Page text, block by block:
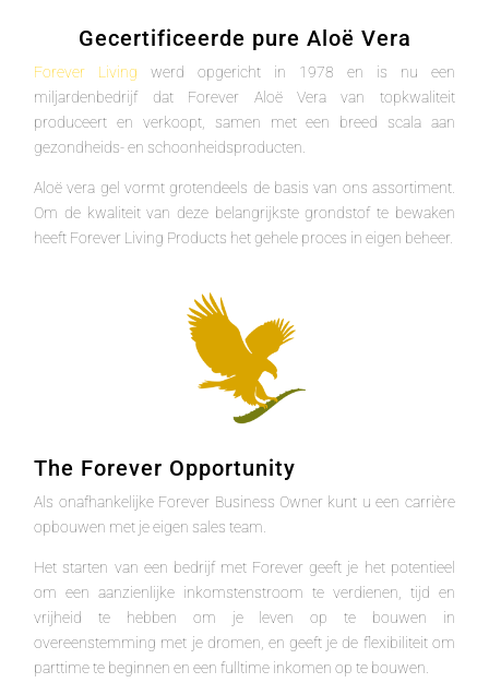
Gecertificeerde pure Aloë Vera
Forever Living werd opgericht in 1978 en is nu een
miljardenbedrijf dat Forever Aloë Vera van topkwaliteit
produceert en verkoopt, samen met een breed scala aan
gezondheids- en schoonheidsproducten.
Aloë vera gel vormt grotendeels de basis van ons assortiment.
Om de kwaliteit van deze belangrijkste grondstof te bewaken
heeft Forever Living Products het gehele proces in eigen beheer.
The Forever Opportunity
Als onafhankelijke Forever Business Owner kunt u een carrière
opbouwen met je eigen sales team.
Het starten van een bedrijf met Forever geeft je het potentieel
om een aanzienlijke inkomstenstroom te verdienen, tijd en
vrijheid te hebben om je leven op te bouwen in
overeenstemming met je dromen, en geeft je de flexibiliteit om
parttime te beginnen en een fulltime inkomen op te bouwen.